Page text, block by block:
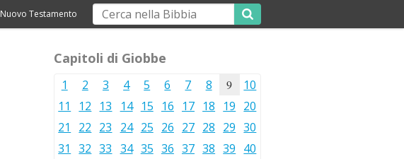
Nuovo Testamento
Capitoli di Giobbe
1 2 3 4 5 6 7 8 9
10
11
12 13 14 15 16 17 18 19 20
21
22 23 24 25 26 27 28 29 30
31
32 33 34 35 36 37 38 39 40